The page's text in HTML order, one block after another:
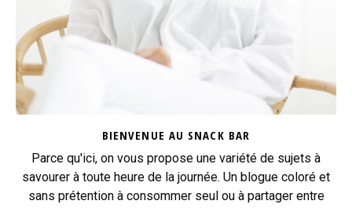
BIENVENUE AU SNACK BAR
Parce qu'ici, on vous propose une variété de sujets à
savourer à toute heure de la journée. Un blogue coloré et
sans prétention à consommer seul ou à partager entre